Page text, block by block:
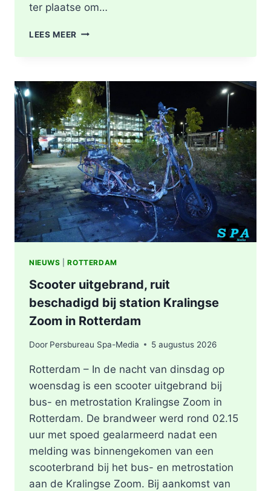
ter plaatse om…
LEES MEER BRAND
WONING
TIJDENS
WERKZAAMHEDEN
AAN
LIEVEN
DE
KEYSTRAAT
IN
ROTTERDAM
NIEUWS |ROTTERDAM
Scooter uitgebrand, ruit
beschadigd bij station Kralingse
Zoom in Rotterdam
Door Persbureau Spa-Media 5 augustus 2026
Rotterdam – In de nacht van dinsdag op
woensdag is een scooter uitgebrand bij
bus- en metrostation Kralingse Zoom in
Rotterdam. De brandweer werd rond 02.15
uur met spoed gealarmeerd nadat een
melding was binnengekomen van een
scooterbrand bij het bus- en metrostation
aan de Kralingse Zoom. Bij aankomst van